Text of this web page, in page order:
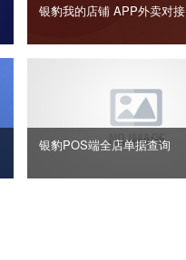
银豹我的店铺 APP外卖对接
银豹POS端全店单据查询